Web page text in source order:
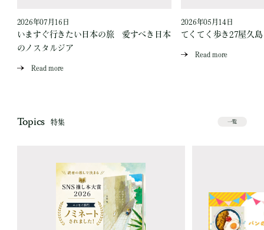
2026年07月16日
いますぐ行きたい日本の旅 愛すべき日本
のノスタルジア
Read more
2026年05月14日
てくてく歩き27屋久
Read more
Topics 特集 一覧